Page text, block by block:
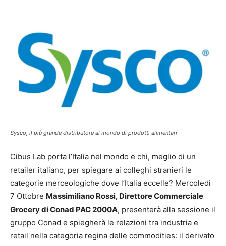
Sysco, il più grande distributore al mondo di prodotti alimentari
Cibus Lab porta l’Italia nel mondo e chi, meglio di un
retailer italiano, per spiegare ai colleghi stranieri le
categorie merceologiche dove l’Italia eccelle? Mercoledì
7 Ottobre Massimiliano Rossi, Direttore Commerciale
Grocery di Conad PAC 2000A, presenterà alla sessione il
gruppo Conad e spiegherà le relazioni tra industria e
retail nella categoria regina delle commodities: il derivato